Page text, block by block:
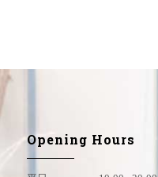
Opening Hours